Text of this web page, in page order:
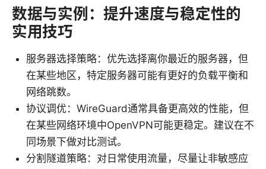
数据与实例：提升速度与稳定性的
实用技巧
服务器选择策略：优先选择离你最近的服务器，但
在某些地区，特定服务器可能有更好的负载平衡和
网络跳数。
协议调优：WireGuard通常具备更高效的性能，但
在某些网络环境中OpenVPN可能更稳定。建议在不
同场景下做对比测试。
分割隧道策略：对日常使用流量，尽量让非敏感应